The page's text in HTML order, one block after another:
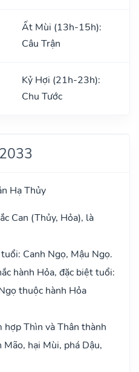
Ất Mùi (13h-15h):
Câu Trận
Kỷ Hợi (21h-23h):
Chu Tước
Hạ Thủy
Can (Thủy, Hỏa), là
Canh Ngọ, Mậu Ngọ.
hành Hỏa, đặc biệt tuổi:
thuộc hành Hỏa
hợp Thìn và Thân thành
hại Mùi, phá Dậu,